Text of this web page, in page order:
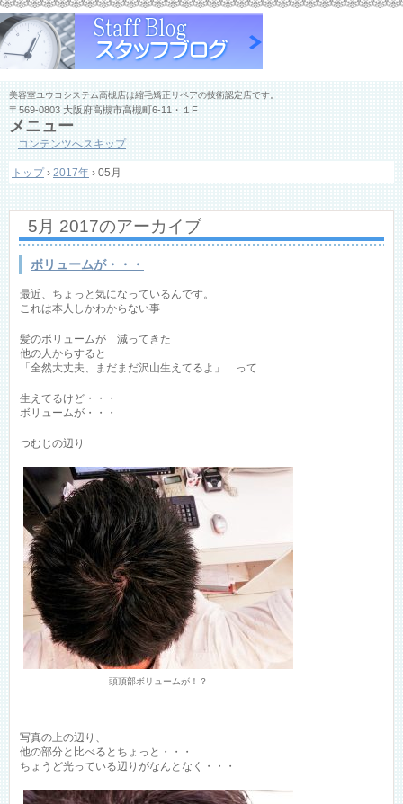
美容室ユウコシステム高槻店は縮毛矯正リペアの技術認定店です。
〒569-0803 大阪府高槻市高槻町6-11・１F
メニュー
コンテンツへスキップ
トップ › 2017年 › 05月
5月 2017のアーカイブ
ボリュームが・・・
最近、ちょっと気になっているんです。
これは本人しかわからない事
髪のボリュームが 減ってきた
他の人からすると
「全然大丈夫、まだまだ沢山生えてるよ」 って
生えてるけど・・・
ボリュームが・・・
つむじの辺り
頭頂部ボリュームが！？
写真の上の辺り、
他の部分と比べるとちょっと・・・
ちょうど光っている辺りがなんとなく・・・